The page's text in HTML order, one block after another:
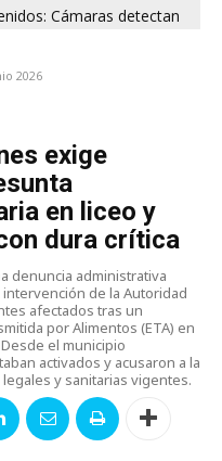
Cámaras detectan
robo a cerrajería en
2026
exige
en liceo y
dura crítica
denuncia administrativa
de la Autoridad
afectados tras un
por Alimentos (ETA) en
el municipio
activados y acusaron a la
y sanitarias vigentes.